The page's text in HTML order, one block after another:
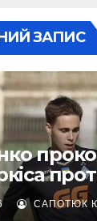
ЗАПИС
САПОТЮК